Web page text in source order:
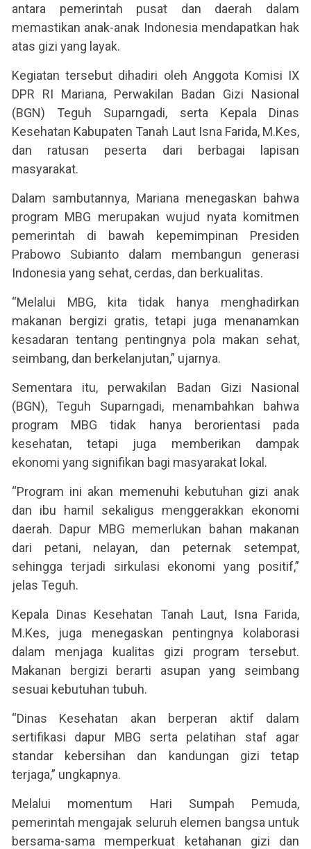
antara pemerintah pusat dan daerah dalam
memastikan anak-anak Indonesia mendapatkan hak
atas gizi yang layak.
Kegiatan tersebut dihadiri oleh Anggota Komisi IX
DPR RI Mariana, Perwakilan Badan Gizi Nasional
(BGN) Teguh Suparngadi, serta Kepala Dinas
Kesehatan Kabupaten Tanah Laut Isna Farida, M.Kes,
dan ratusan peserta dari berbagai lapisan
masyarakat.
Dalam sambutannya, Mariana menegaskan bahwa
program MBG merupakan wujud nyata komitmen
pemerintah di bawah kepemimpinan Presiden
Prabowo Subianto dalam membangun generasi
Indonesia yang sehat, cerdas, dan berkualitas.
“Melalui MBG, kita tidak hanya menghadirkan
makanan bergizi gratis, tetapi juga menanamkan
kesadaran tentang pentingnya pola makan sehat,
seimbang, dan berkelanjutan,” ujarnya.
Sementara itu, perwakilan Badan Gizi Nasional
(BGN), Teguh Suparngadi, menambahkan bahwa
program MBG tidak hanya berorientasi pada
kesehatan, tetapi juga memberikan dampak
ekonomi yang signifikan bagi masyarakat lokal.
“Program ini akan memenuhi kebutuhan gizi anak
dan ibu hamil sekaligus menggerakkan ekonomi
daerah. Dapur MBG memerlukan bahan makanan
dari petani, nelayan, dan peternak setempat,
sehingga terjadi sirkulasi ekonomi yang positif,”
jelas Teguh.
Kepala Dinas Kesehatan Tanah Laut, Isna Farida,
M.Kes, juga menegaskan pentingnya kolaborasi
dalam menjaga kualitas gizi program tersebut.
Makanan bergizi berarti asupan yang seimbang
sesuai kebutuhan tubuh.
“Dinas Kesehatan akan berperan aktif dalam
sertifikasi dapur MBG serta pelatihan staf agar
standar kebersihan dan kandungan gizi tetap
terjaga,” ungkapnya.
Melalui momentum Hari Sumpah Pemuda,
pemerintah mengajak seluruh elemen bangsa untuk
bersama-sama memperkuat ketahanan gizi dan